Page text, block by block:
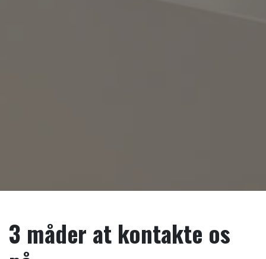
3 måder at kontakte os